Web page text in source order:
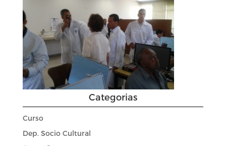
Categorias
Curso
Dep. Socio Cultural